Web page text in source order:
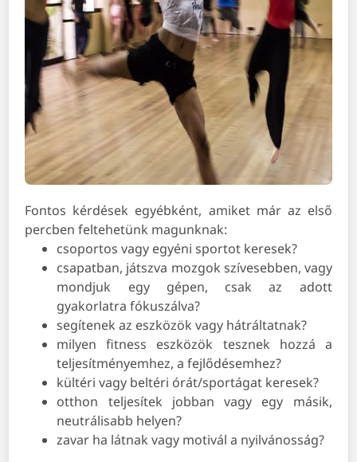
Fontos kérdések egyébként, amiket már az első
percben feltehetünk magunknak:
csoportos vagy egyéni sportot keresek?
csapatban, játszva mozgok szívesebben, vagy
mondjuk egy gépen, csak az adott
gyakorlatra fókuszálva?
segítenek az eszközök vagy hátráltatnak?
milyen fitness eszközök tesznek hozzá a
teljesítményemhez, a fejlődésemhez?
kültéri vagy beltéri órát/sportágat keresek?
otthon teljesítek jobban vagy egy másik,
neutrálisabb helyen?
zavar ha látnak vagy motivál a nyilvánosság?